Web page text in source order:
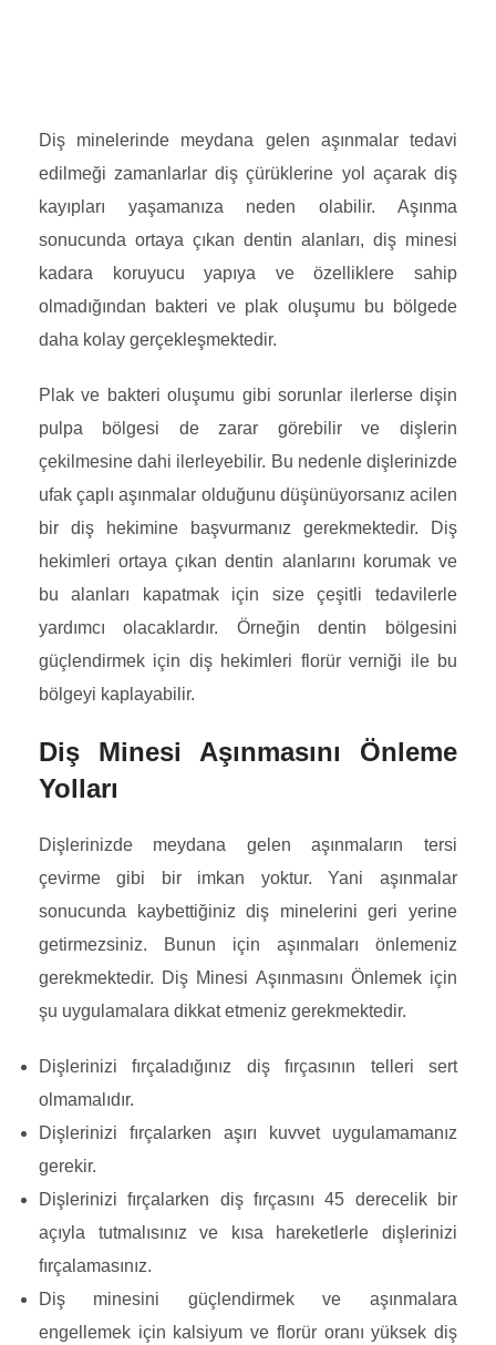
Diş minelerinde meydana gelen aşınmalar tedavi
edilmeği zamanlarlar diş çürüklerine yol açarak diş
kayıpları yaşamanıza neden olabilir. Aşınma
sonucunda ortaya çıkan dentin alanları, diş minesi
kadara koruyucu yapıya ve özelliklere sahip
olmadığından bakteri ve plak oluşumu bu bölgede
daha kolay gerçekleşmektedir.
Plak ve bakteri oluşumu gibi sorunlar ilerlerse dişin
pulpa bölgesi de zarar görebilir ve dişlerin
çekilmesine dahi ilerleyebilir. Bu nedenle dişlerinizde
ufak çaplı aşınmalar olduğunu düşünüyorsanız acilen
bir diş hekimine başvurmanız gerekmektedir. Diş
hekimleri ortaya çıkan dentin alanlarını korumak ve
bu alanları kapatmak için size çeşitli tedavilerle
yardımcı olacaklardır. Örneğin dentin bölgesini
güçlendirmek için diş hekimleri florür verniği ile bu
bölgeyi kaplayabilir.
Diş Minesi Aşınmasını Önleme
Yolları
Dişlerinizde meydana gelen aşınmaların tersi
çevirme gibi bir imkan yoktur. Yani aşınmalar
sonucunda kaybettiğiniz diş minelerini geri yerine
getirmezsiniz. Bunun için aşınmaları önlemeniz
gerekmektedir. Diş Minesi Aşınmasını Önlemek için
şu uygulamalara dikkat etmeniz gerekmektedir.
Dişlerinizi fırçaladığınız diş fırçasının telleri sert
olmamalıdır.
Dişlerinizi fırçalarken aşırı kuvvet uygulamamanız
gerekir.
Dişlerinizi fırçalarken diş fırçasını 45 derecelik bir
açıyla tutmalısınız ve kısa hareketlerle dişlerinizi
fırçalamasınız.
Diş minesini güçlendirmek ve aşınmalara
engellemek için kalsiyum ve florür oranı yüksek diş